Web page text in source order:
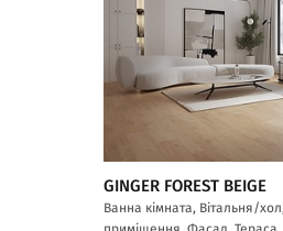
GINGER FOREST BEIGE
Ванна кімната, Вітальня/